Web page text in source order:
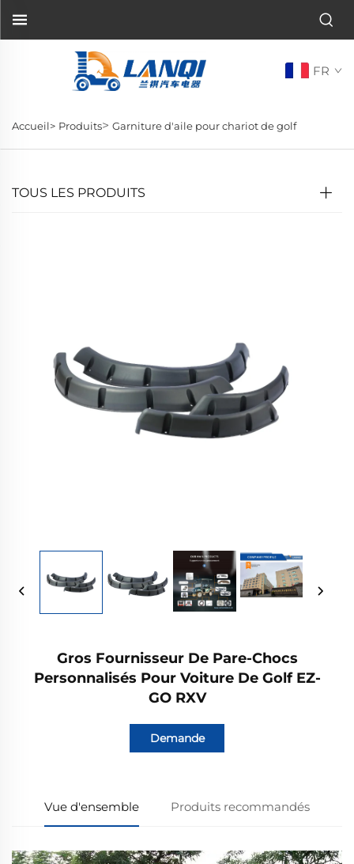
FR
Accueil> Produits> Garniture d'aile pour chariot de golf
TOUS LES PRODUITS
Gros Fournisseur De Pare-Chocs
Personnalisés Pour Voiture De Golf EZ-
GO RXV
Demande
Vue d'ensemble Produits recommandés